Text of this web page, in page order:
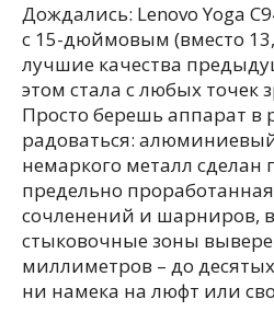
Дождались: Lenovo Yoga
с 15-дюймовым (вместо
лучшие качества
этом стала с любых точек
Просто берешь аппарат в
радоваться:
немаркого металл сделан
предельно
сочленений и шарниров,
стыковочные зоны
миллиметров – до
ни намека на люфт или